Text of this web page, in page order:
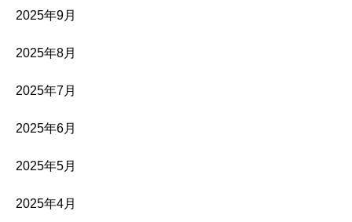
2025年9月
2025年8月
2025年7月
2025年6月
2025年5月
2025年4月